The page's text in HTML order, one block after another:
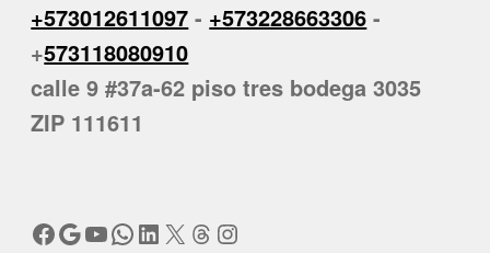
+573012611097 - +573228663306 -
+573118080910
calle 9 #37a-62 piso tres bodega 3035
ZIP 111611
Facebook
Google
YouTube
WhatsApp
LinkedIn
X Threads
Instagram